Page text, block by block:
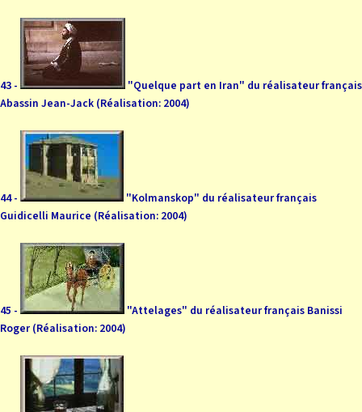
43 -
"Quelque part en Iran" du réalisateur français
Abassin Jean-Jack (Réalisation: 2004)
44 -
"Kolmanskop" du réalisateur français
Guidicelli Maurice (Réalisation: 2004)
45 -
"Attelages" du réalisateur français Banissi
Roger (Réalisation: 2004)